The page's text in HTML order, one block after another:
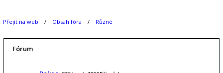
Přejít na web Obsah fóra Různé
Fórum